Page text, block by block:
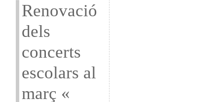
Renovació
dels
concerts
escolars al
març «